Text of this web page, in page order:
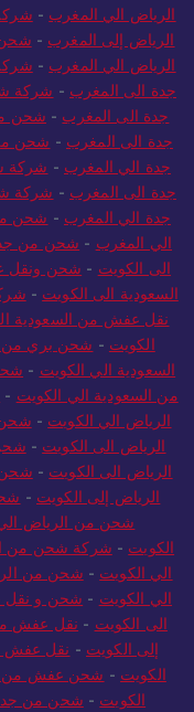
الرياض الي المغرب -
الرياض إلى المغرب -
الرياض الي المغرب -
جدة الى المغرب - شركة
جدة الى المغرب - شحن
جدة الى المغرب - شحن
جدة الي المغرب - شركة
جدة الى المغرب - شركة
جدة الي المغرب - شحن
الي المغرب - شحن من
الى الكويت - شحن ونقل
السعودية الى الكويت -
نقل عفش من السعودية
الكويت - شحن بري من
السعودية الي الكويت -
من السعودية الي الكويت -
الرياض الي الكويت - شحن
الرياض الى الكويت -
الرياض الى الكويت - شحن
الرياض إلى الكويت -
شحن من الرياض
الكويت - شركة شحن من
الي الكويت - شحن من
الي الكويت - شحن و نقل
الى الكويت - نقل عفش
إلى الكويت - نقل عفش
الكويت - شحن عفش من
الكويت - شحن من